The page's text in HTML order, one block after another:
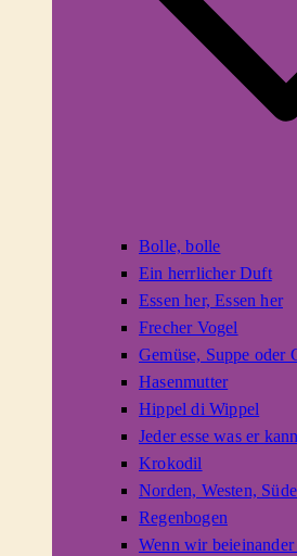
Bolle, bolle
Ein herrlicher Duft
Essen her, Essen her
Frecher Vogel
Gemüse, Suppe oder
Hasenmutter
Hippel di Wippel
Jeder esse was er kann
Krokodil
Norden, Westen,
Regenbogen
Wenn wir beieinander